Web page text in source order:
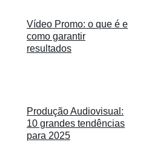
Vídeo Promo: o que é e
como garantir
resultados
Produção Audiovisual:
10 grandes tendências
para 2025